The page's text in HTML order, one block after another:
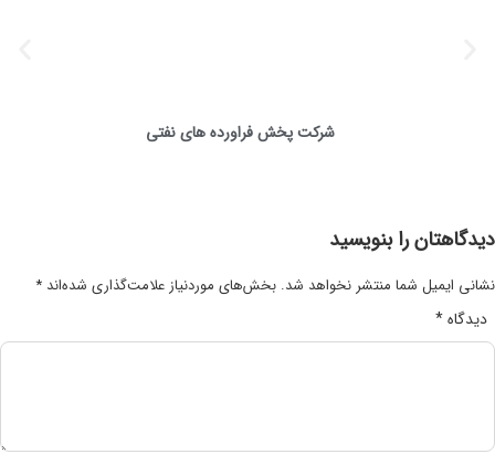
شرکت پخش فراورده های نفتی
دیدگاهتان را بنویسید
نشانی ایمیل شما منتشر نخواهد شد. بخش‌های موردنیاز علامت‌گذاری شده‌اند *
دیدگاه*